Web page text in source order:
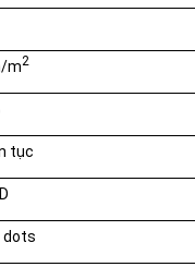
m2
tục
dots